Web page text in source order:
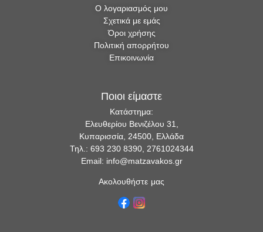
Ο λογαριασμός μου
Σχετικά με εμάς
Όροι χρήσης
Πολιτική απορρήτου
Επικοινωνία
Ποιοι είμαστε
Κατάστημα:
Ελευθερίου Βενιζέλου 31,
Κυπαρισσία, 24500, Ελλάδα
Τηλ.: 693 230 8390, 2761024344
Email: info@matzavakos.gr
Ακολουθήστε μας